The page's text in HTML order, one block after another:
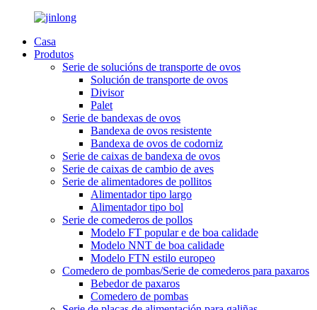
Casa
Produtos
Serie de solucións de transporte de ovos
Solución de transporte de ovos
Divisor
Palet
Serie de bandexas de ovos
Bandexa de ovos resistente
Bandexa de ovos de codorniz
Serie de caixas de bandexa de ovos
Serie de caixas de cambio de aves
Serie de alimentadores de pollitos
Alimentador tipo largo
Alimentador tipo bol
Serie de comederos de pollos
Modelo FT popular e de boa calidade
Modelo NNT de boa calidade
Modelo FTN estilo europeo
Comedero de pombas/Serie de comederos para paxaros
Bebedor de paxaros
Comedero de pombas